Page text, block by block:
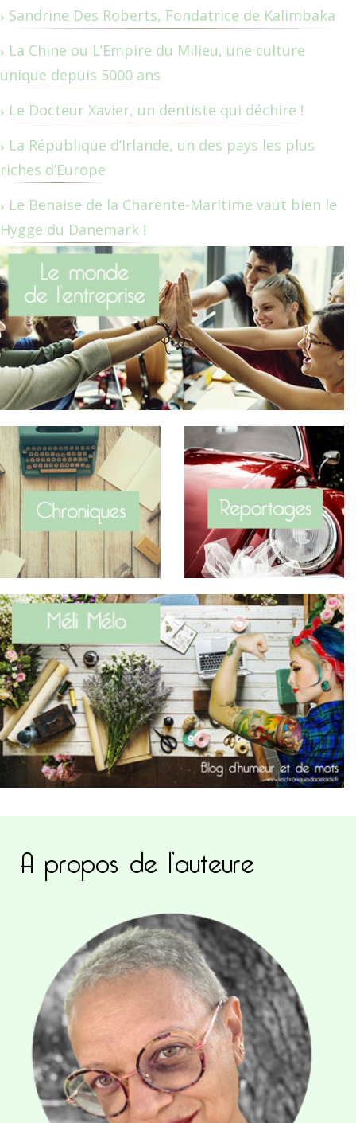
Sandrine Des Roberts, Fondatrice de Kalimbaka
La Chine ou L’Empire du Milieu, une culture
unique depuis 5000 ans
Le Docteur Xavier, un dentiste qui déchire !
La République d’Irlande, un des pays les plus
riches d’Europe
Le Benaise de la Charente-Maritime vaut bien le
Hygge du Danemark !
A propos de l’auteure